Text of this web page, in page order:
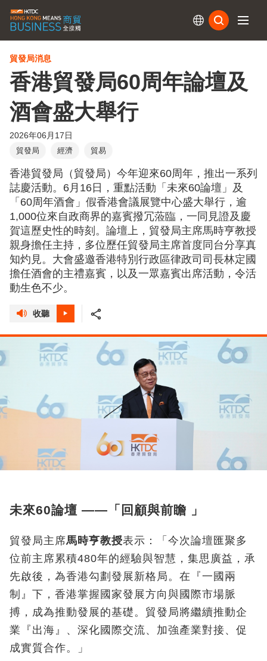
貿發局消息
香港貿發局60周年論壇及
酒會盛大舉行
2026年06月17日
貿發局 經濟 貿易
香港貿發局（貿發局）今年迎來60周年，推出一系列
誌慶活動。6月16日，重點活動「未來60論壇」及
「60周年酒會」假香港會議展覽中心盛大舉行，逾
1,000位來自政商界的嘉賓撥冗蒞臨，一同見證及慶
賀這歷史性的時刻。論壇上，貿發局主席馬時亨教授
親身擔任主持，多位歷任貿發局主席首度同台分享真
知灼見。大會盛邀香港特別行政區律政司司長林定國
擔任酒會的主禮嘉賓，以及一眾嘉賓出席活動，令活
動生色不少。
收聽
未來60論壇 ——「回顧與前瞻 」
貿發局主席馬時亨教授表示：「今次論壇匯聚多
位前主席累積480年的經驗與智慧，集思廣益，承
先啟後，為香港勾劃發展新格局。在『一國兩
制』下，香港掌握國家發展方向與國際市場脈
搏，成為推動發展的基礎。貿發局將繼續推動企
業『出海』、深化國際交流、加強產業對接、促
成實質合作。」